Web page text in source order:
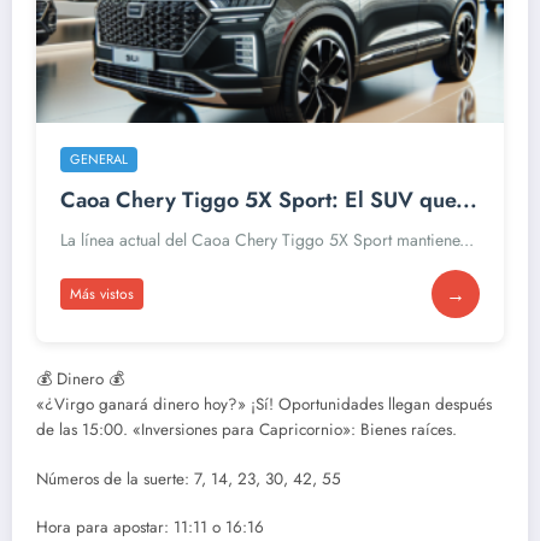
GENERAL
Caoa Chery Tiggo 5X Sport: El SUV que...
La línea actual del Caoa Chery Tiggo 5X Sport mantiene...
Más vistos →
💰 Dinero 💰
«¿Virgo ganará dinero hoy?» ¡Sí! Oportunidades llegan después
de las 15:00. «Inversiones para Capricornio»: Bienes raíces.
Números de la suerte: 7, 14, 23, 30, 42, 55
Hora para apostar: 11:11 o 16:16